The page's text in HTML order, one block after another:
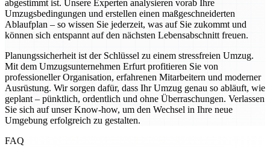
abgestimmt ist. Unsere Experten analysieren vorab Ihre
Umzugsbedingungen und erstellen einen maßgeschneiderten
Ablaufplan – so wissen Sie jederzeit, was auf Sie zukommt und
können sich entspannt auf den nächsten Lebensabschnitt freuen.
Planungssicherheit ist der Schlüssel zu einem stressfreien Umzug.
Mit dem Umzugsunternehmen Erfurt profitieren Sie von
professioneller Organisation, erfahrenen Mitarbeitern und moderner
Ausrüstung. Wir sorgen dafür, dass Ihr Umzug genau so abläuft, wie
geplant – pünktlich, ordentlich und ohne Überraschungen. Verlassen
Sie sich auf unser Know-how, um den Wechsel in Ihre neue
Umgebung erfolgreich zu gestalten.
FAQ